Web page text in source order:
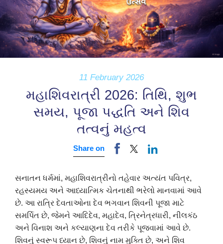
11 February 2026
મહાશિવરાત્રી 2026: તિથિ, શુભ
સમય, પૂજા પદ્ધતિ અને શિવ
તત્વનું મહત્વ
Share on
સનાતન ધર્મમાં, મહાશિવરાત્રીનો તહેવાર અત્યંત પવિત્ર,
રહસ્યમય અને આધ્યાત્મિક ચેતનાથી ભરેલો માનવામાં આવે
છે. આ રાત્રિ દેવતાઓના દેવ ભગવાન શિવની પૂજા માટે
સમર્પિત છે, જેમને આદિદેવ, મહાદેવ, ત્રિનેત્રધારી, નીલકંઠ
અને વિનાશ અને કલ્યાણના દેવ તરીકે પૂજવામાં આવે છે.
શિવનું સ્વરૂપ ધ્યાન છે, શિવનું નામ મુક્તિ છે, અને શિવ